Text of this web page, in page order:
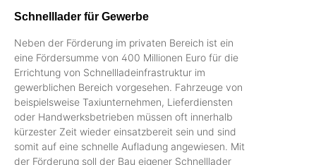
Schnelllader für Gewerbe
Neben der Förderung im privaten Bereich ist ein
eine Fördersumme von 400 Millionen Euro für die
Errichtung von Schnellladeinfrastruktur im
gewerblichen Bereich vorgesehen. Fahrzeuge von
beispielsweise Taxiunternehmen, Lieferdiensten
oder Handwerksbetrieben müssen oft innerhalb
kürzester Zeit wieder einsatzbereit sein und sind
somit auf eine schnelle Aufladung angewiesen. Mit
der Förderung soll der Bau eigener Schnelllader